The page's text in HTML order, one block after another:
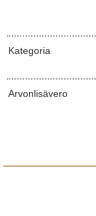
Kategoria
Arvonlisävero